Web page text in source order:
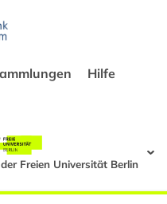
Hilfe
Freien Universität Berlin